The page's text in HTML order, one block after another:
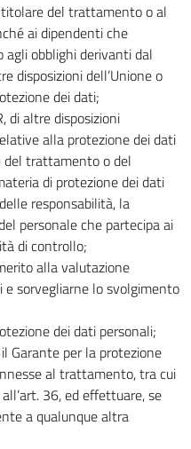
del trattamento o al
ai dipendenti che
obblighi derivanti dal
disposizioni dell’Unione o
dei dati;
di altre disposizioni
alla protezione dei dati
trattamento o del
di protezione dei dati
responsabilità, la
personale che partecipa ai
di controllo;
alla valutazione
e sorvegliarne lo svolgimento
dei dati personali;
Garante per la protezione
al trattamento, tra cui
36, ed effettuare, se
a qualunque altra